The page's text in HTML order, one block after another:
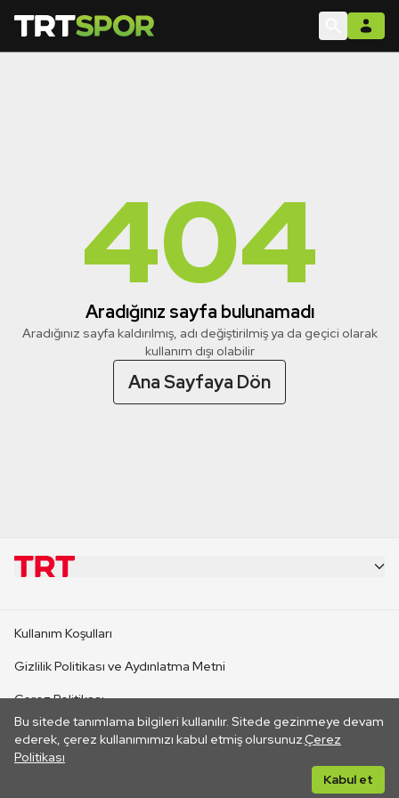
404
Aradığınız sayfa bulunamadı
Aradığınız sayfa kaldırılmış, adı değiştirilmiş ya da geçici olarak
kullanım dışı olabilir
Ana Sayfaya Dön
Bu sitede tanımlama bilgileri kullanılır. Sitede gezinmeye devam
ederek, çerez kullanımımızı kabul etmiş olursunuz.Çerez
Politikası
Kabul et
CANLI YAYINLAR
Kullanım Koşulları
Gizlilik Politikası ve Aydınlatma Metni
Çerez Politikası
İletişim
Her hakkı saklıdır. ©2026 TRT. Bağlantı yoluyla gidilen dış